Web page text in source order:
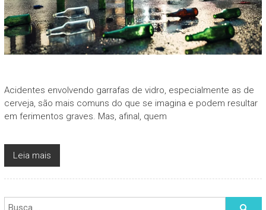
Acidentes envolvendo garrafas de vidro, especialmente as de
cerveja, são mais comuns do que se imagina e podem resultar
em ferimentos graves. Mas, afinal, quem
Leia mais